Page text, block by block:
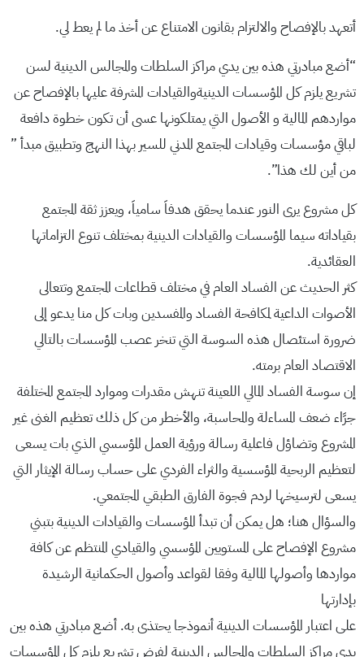
أتعهد بالإفصاح والالتزام بقانون الامتناع عن أخذ ما لم يعط لي.
“أضع مبادرتي هذه بين يدي مراكز السلطات والمجالس الدينية لسن
تشريع يلزم كل المؤسسات الدينيةوالقيادات المشرفة عليها بالإفصاح عن
مواردهم المالية و الأصول التي يمتلكونها عسى أن تكون خطوة دافعة
لباقي مؤسسات وقيادات المجتمع المدني للسير بهذا النهج وتطبيق مبدأ ”
من أين لك هذا”.
كل مشروع يرى النور عندما يحقق هدفاَ سامياَ، ويعزز ثقة المجتمع
بقياداته سيما المؤسسات والقيادات الدينية بمختلف تنوع التزاماتها
العقائدية.
كثر الحديث عن الفساد العام في مختلف قطاعات المجتمع وتتعالى
الأصوات الداعية لمكافحة الفساد والمفسدين وبات كل منا يدعو إلى
ضرورة استئصال هذه السوسة التي تنخر عصب المؤسسات بالتالي
الاقتصاد العام برمته.
إن سوسة الفساد المالي اللعينة تنهش مقدرات وموارد المجتمع المختلفة
جرًاء ضعف المساءلة والمحاسبة، والأخطر من كل ذلك تعظيم الغنى غير
المشروع وتضاؤل فاعلية رسالة ورؤية العمل المؤسسي الذي بات يسعى
لتعظيم الربحية المؤسسية والثراء الفردي على حساب رسالة الإيثار التي
يسعى لترسيخها لردم فجوة الفارق الطبقي المجتمعي.
والسؤال هنا؛ هل يمكن أن تبدأ المؤسسات والقيادات الدينية بتبني
مشروع الإفصاح على المستويين المؤسسي والقيادي المنتظم عن كافة
مواردها وأصولها المالية وفقا لقواعد وأصول الحكمانية الرشيدة
بإدارتها
على اعتبار المؤسسات الدينية أنموذجا يحتذى به. أضع مبادرتي هذه بين
يدي مراكز السلطات والمجالس الدينية لفرض تشريع يلزم كل المؤسسات